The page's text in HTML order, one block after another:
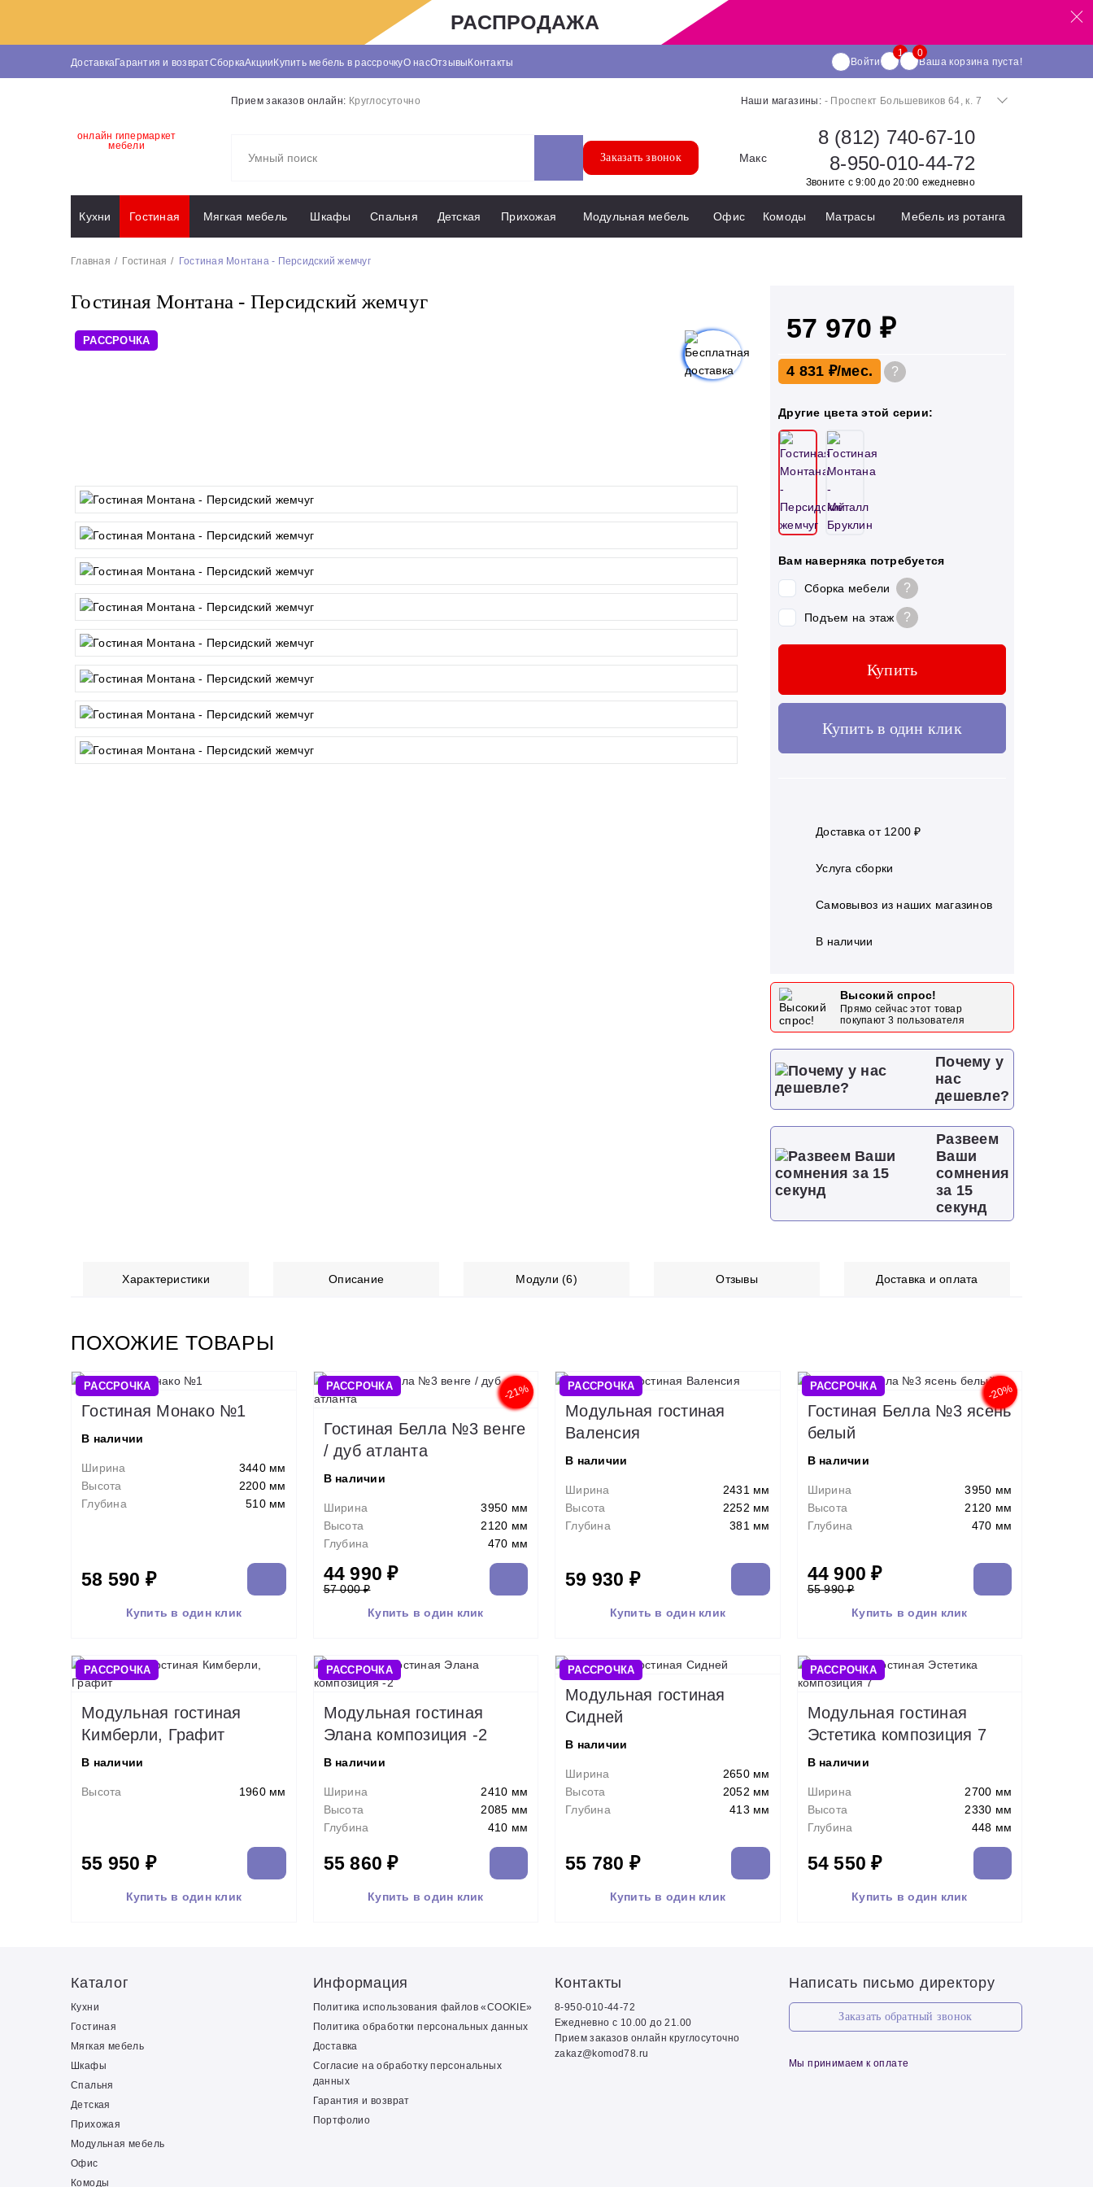
РАСПРОДАЖА
ДоставкаГарантия и возвратСборкаАкцииКупить мебель в рассрочкуО насОтзывыКонтакты Войти Ваша корзина пуста!
онлайн гипермаркет
мебели
Прием заказов онлайн: Круглосуточно Наши магазины: - Проспект Большевиков 64, к. 7
Заказать звонок Макс
8 (812) 740-67-10
8-950-010-44-72
Звоните с 9:00 до 20:00 ежедневно
Кухни Гостиная Мягкая мебель Шкафы Спальня Детская Прихожая Модульная мебель Офис Комоды Матрасы Мебель из ротанга
Главная Гостиная Гостиная Монтана - Персидский жемчуг
Гостиная Монтана - Персидский жемчуг
РАССРОЧКА 57 970 ₽
4 831 ₽ ?
Другие цвета этой серии:
Вам наверняка потребуется
Сборка мебели ?
Подъем на этаж ?
Купить
Купить в один клик
Доставка от 1200 ₽
Услуга сборки
Самовывоз из наших магазинов
В наличии
Высокий спрос!
Прямо сейчас этот товар
покупают3 пользователя
Почему у
нас
дешевле?
Развеем
Ваши
сомнения
за 15
секунд
Характеристики Описание Модули (6) Отзывы Доставка и оплата
ПОХОЖИЕ ТОВАРЫ
РАССРОЧКА
Гостиная Монако №1
В наличии
Ширина
3440 мм
Высота
2200 мм
Глубина
510 мм
58 590 ₽
Купить в один клик
РАССРОЧКА -21%
Гостиная Белла №3 венге
/ дуб атланта
В наличии
Ширина
3950 мм
Высота
2120 мм
Глубина
470 мм
44 990 ₽
57 000 ₽
Купить в один клик
РАССРОЧКА
Модульная гостиная
Валенсия
В наличии
Ширина
2431 мм
Высота
2252 мм
Глубина
381 мм
59 930 ₽
Купить в один клик
РАССРОЧКА -20%
Гостиная Белла №3 ясень
белый
В наличии
Ширина
3950 мм
Высота
2120 мм
Глубина
470 мм
44 900 ₽
55 990 ₽
Купить в один клик
РАССРОЧКА
Модульная гостиная
Кимберли, Графит
В наличии
Высота 1960 мм
55 950 ₽
Купить в один клик
РАССРОЧКА
Модульная гостиная
Элана композиция -2
В наличии
Ширина
2410 мм
Высота
2085 мм
Глубина
410 мм
55 860 ₽
Купить в один клик
РАССРОЧКА
Модульная гостиная
Сидней
В наличии
Ширина
2650 мм
Высота
2052 мм
Глубина
413 мм
55 780 ₽
Купить в один клик
РАССРОЧКА
Модульная гостиная
Эстетика композиция 7
В наличии
Ширина
2700 мм
Высота
2330 мм
Глубина
448 мм
54 550 ₽
Купить в один клик
Каталог
Кухни
Гостиная
Мягкая мебель
Шкафы
Спальня
Детская
Прихожая
Модульная мебель
Офис
Комоды
Информация
Политика использования файлов «COOKIE»
Политика обработки персональных данных
Доставка
Согласие на обработку персональных
данных
Гарантия и возврат
Портфолио
Контакты
8-950-010-44-72
Ежедневно с 10.00 до 21.00
Прием заказов онлайн круглосуточно
zakaz@komod78.ru
Написать письмо директору
Заказать обратный звонок
Мы принимаем к оплате